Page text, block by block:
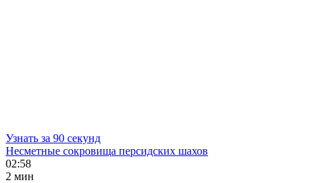
Узнать за 90 секунд
Несметные сокровища персидских шахов
02:58
2 мин